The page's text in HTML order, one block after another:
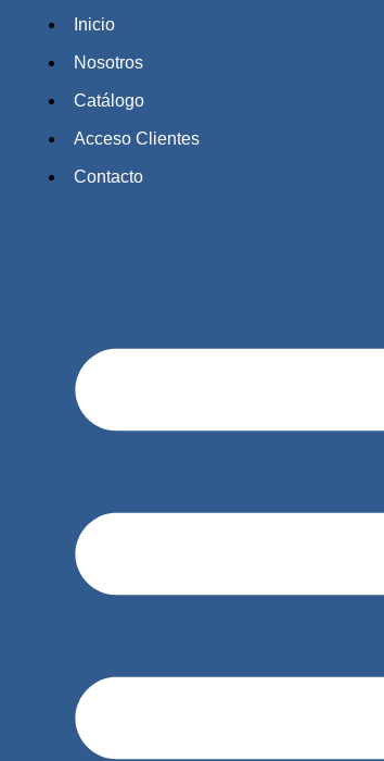
Inicio
Nosotros
Catálogo
Acceso Clientes
Contacto